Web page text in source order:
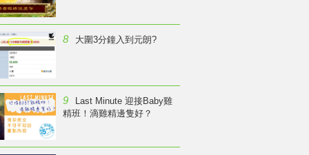
8 大圍3分鐘入到元朗?
9
Last Minute 迎接Baby雞
精班！滴雞精邊隻好？